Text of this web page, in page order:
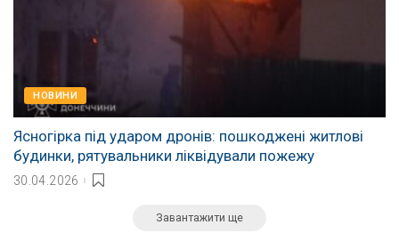
НОВИНИ
Ясногірка під ударом дронів: пошкоджені житлові
будинки, рятувальники ліквідували пожежу
30.04.2026
Завантажити ще